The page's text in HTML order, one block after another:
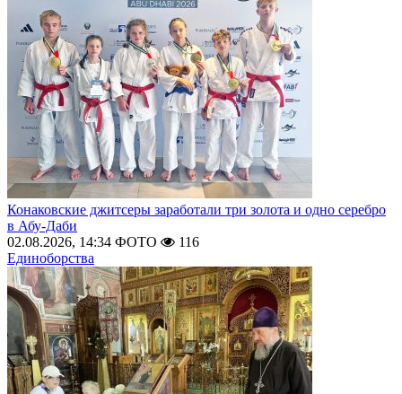
Конаковские джитсеры заработали три золота и одно серебро
в Абу-Даби
02.08.2026, 14:34 ФОТО
116
Единоборства